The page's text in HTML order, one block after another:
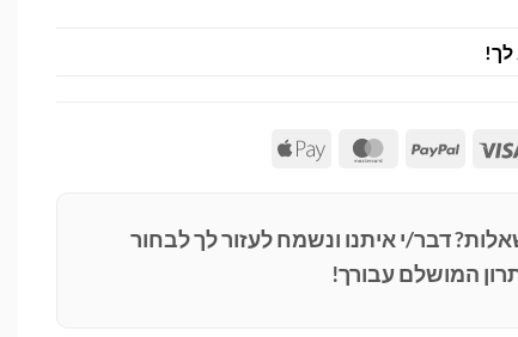
לך!
Visa
PayPal
MasterCard
Apple
דבר/י איתנו ונשמח לעזור לך לבחור
המושלם עבורך!